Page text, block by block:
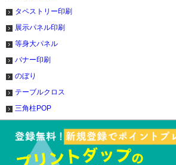
タペストリー印刷
展示パネル印刷
等身大パネル
バナー印刷
のぼり
テーブルクロス
三角柱POP